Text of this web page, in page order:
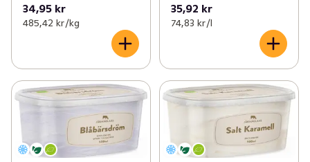
34,95 kr
485,42 kr /kg
35,92 kr
74,83 kr /l